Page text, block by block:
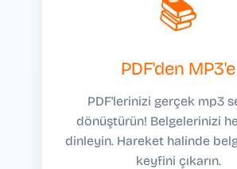
📚
PDF'den MP3'e
PDF'lerinizi gerçek mp3
dönüştürün! Belgelerinizi
dinleyin. Hareket halinde
keyfini çıkarın.